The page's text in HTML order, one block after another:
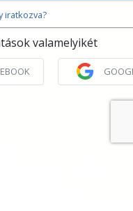
iratkozva?
valamelyikét